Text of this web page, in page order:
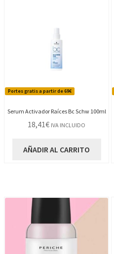
Portes gratis a partir de 69€
Serum Activador Raíces Bc Schw 100ml
18,41€ IVA INCLUIDO
AÑADIR AL CARRITO